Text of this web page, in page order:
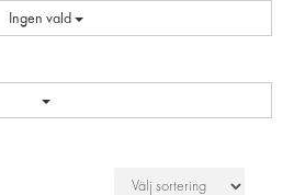
Ingen vald